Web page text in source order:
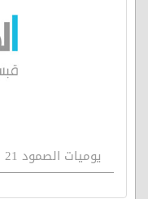
يوميات الصمود 21